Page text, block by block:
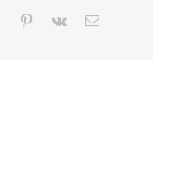
Tumblr Pinterest
Vk Email